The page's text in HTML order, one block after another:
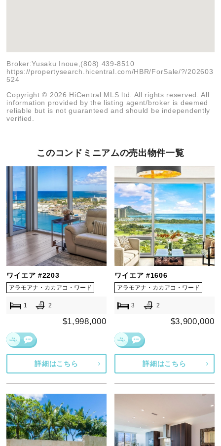
Broker:Yusaku Inoue,(808) 439-8510
https://propertysearch.hicentral.com/HBR/ForSale/?/202603
524
Copyright © 2026 HiCentral MLS ltd. All rights reserved. All
information provided by the listing agent/broker is deemed
reliable but is not guaranteed and should be independently
verified.
このコンドミニアムの売出物件一覧
ワイエア #2203
アラモアナ・カカアコ・ワード
1 2
$1,998,000
詳細はこちら
ワイエア #1606
アラモアナ・カカアコ・ワード
3 2
$3,900,000
詳細はこちら